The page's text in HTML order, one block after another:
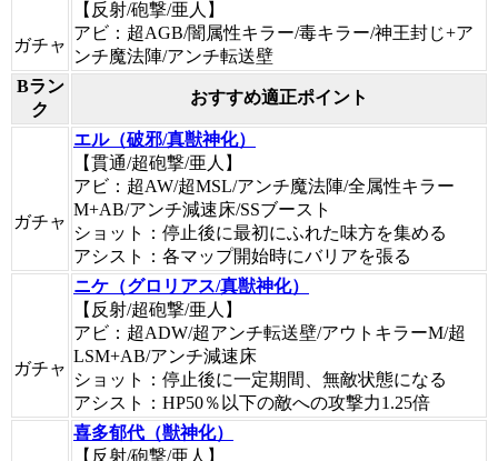
ガチャ
【反射/砲撃/亜人】
アビ：超AGB/闇属性キラー/毒キラー/神王封じ+ア
ンチ魔法陣/アンチ転送壁
Bラン
ク
おすすめ適正ポイント
ガチャ
エル（破邪/真獣神化）
【貫通/超砲撃/亜人】
アビ：超AW/超MSL/アンチ魔法陣/全属性キラー
M+AB/アンチ減速床/SSブースト
ショット：停止後に最初にふれた味方を集める
アシスト：各マップ開始時にバリアを張る
ガチャ
ニケ（グロリアス/真獣神化）
【反射/超砲撃/亜人】
アビ：超ADW/超アンチ転送壁/アウトキラーM/超
LSM+AB/アンチ減速床
ショット：停止後に一定期間、無敵状態になる
アシスト：HP50％以下の敵への攻撃力1.25倍
喜多郁代（獣神化）
【反射/砲撃/亜人】